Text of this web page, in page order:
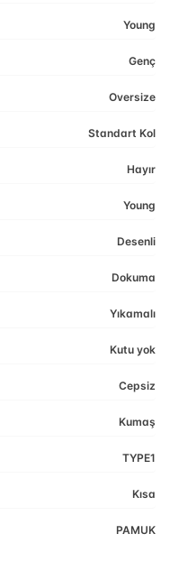
Young
Genç
Oversize
Standart Kol
Hayır
Young
Desenli
Dokuma
Yıkamalı
Kutu yok
Cepsiz
Kumaş
TYPE1
Kısa
PAMUK